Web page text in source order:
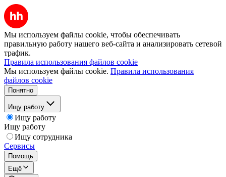
Мы используем файлы cookie, чтобы обеспечивать
правильную работу нашего веб-сайта и анализировать сетевой
трафик.
Правила использования файлов cookie
Мы используем файлы cookie. Правила использования
файлов cookie
Понятно
Ищу работу
Ищу работу
Ищу работу
Ищу сотрудника
Сервисы
Помощь
Ещё